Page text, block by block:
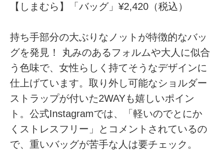
【しまむら】「バッグ」¥2,420（税込）
持ち手部分の大ぶりなノットが特徴的なバッ
グを発見！ 丸みのあるフォルムや大人に似合
う色味で、女性らしく持てそうなデザインに
仕上げています。取り外し可能なショルダー
ストラップが付いた2WAYも嬉しいポイン
ト。公式Instagramでは、「軽いのでとにか
くストレスフリー」とコメントされているの
で、重いバッグが苦手な人は要チェック。